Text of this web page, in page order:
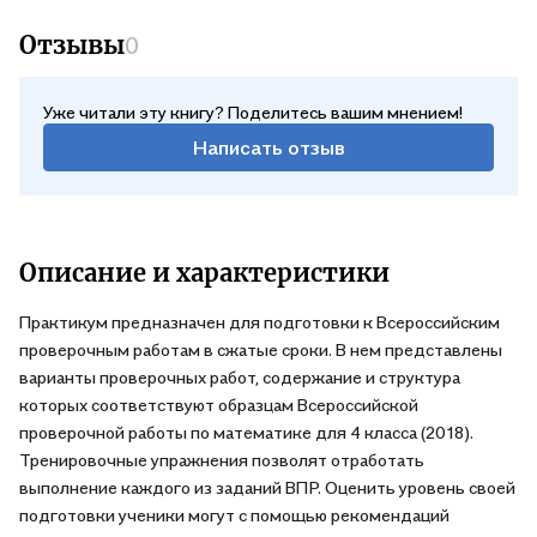
Отзывы0
Уже читали эту книгу? Поделитесь вашим мнением!
Написать отзыв
Описание и характеристики
Практикум предназначен для подготовки к Всероссийским
проверочным работам в сжатые сроки. В нем представлены
варианты проверочных работ, содержание и структура
которых соответствуют образцам Всероссийской
проверочной работы по математике для 4 класса (2018).
Тренировочные упражнения позволят отработать
выполнение каждого из заданий ВПР. Оценить уровень своей
подготовки ученики могут с помощью рекомендаций